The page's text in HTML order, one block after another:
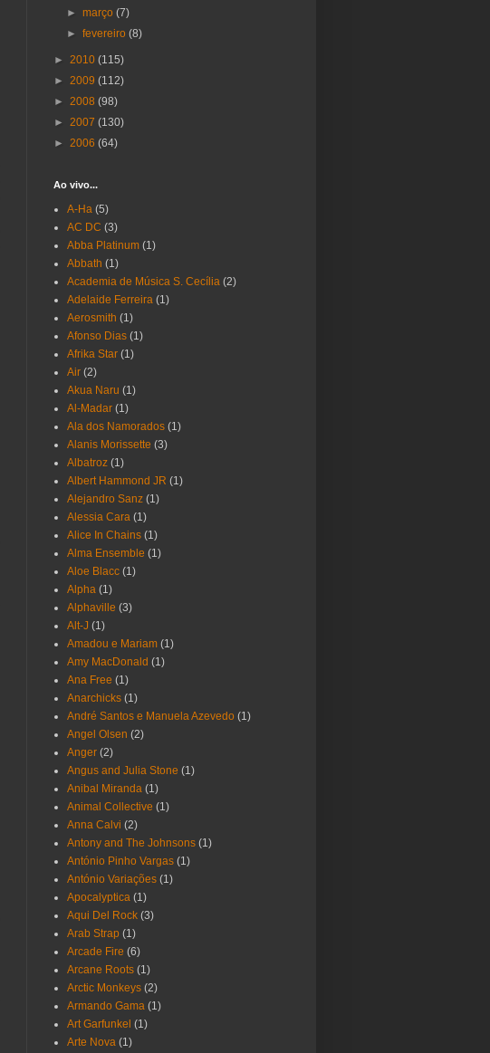
►março(7)
►fevereiro(8)
► 2010 (115)
► 2009 (112)
► 2008 (98)
► 2007 (130)
► 2006 (64)
Ao vivo...
A-Ha (5)
AC DC (3)
Abba Platinum (1)
Abbath (1)
Academia de Música S. Cecília (2)
Adelaide Ferreira (1)
Aerosmith (1)
Afonso Dias (1)
Afrika Star (1)
Air (2)
Akua Naru (1)
Al-Madar (1)
Ala dos Namorados (1)
Alanis Morissette (3)
Albatroz (1)
Albert Hammond JR (1)
Alejandro Sanz (1)
Alessia Cara (1)
Alice In Chains (1)
Alma Ensemble (1)
Aloe Blacc (1)
Alpha (1)
Alphaville (3)
Alt-J (1)
Amadou e Mariam (1)
Amy MacDonald (1)
Ana Free (1)
Anarchicks (1)
André Santos e Manuela Azevedo (1)
Angel Olsen (2)
Anger (2)
Angus and Julia Stone (1)
Anibal Miranda (1)
Animal Collective (1)
Anna Calvi (2)
Antony and The Johnsons (1)
António Pinho Vargas (1)
António Variações (1)
Apocalyptica (1)
Aqui Del Rock (3)
Arab Strap (1)
Arcade Fire (6)
Arcane Roots (1)
Arctic Monkeys (2)
Armando Gama (1)
Art Garfunkel (1)
Arte Nova (1)